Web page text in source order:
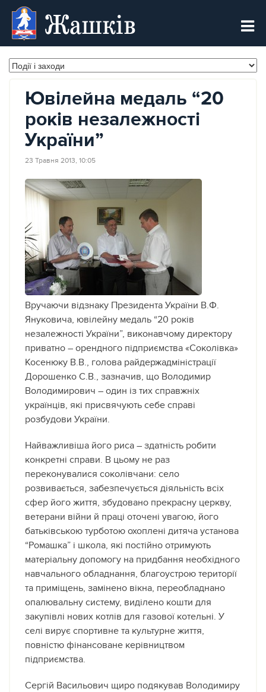
Жашків
Ювілейна медаль “20
років незалежності
України”
23 Травня 2013, 10:05
Вручаючи відзнаку Президента України В.Ф.
Януковича, ювілейну медаль “20 років
незалежності України”, виконавчому директору
приватно – орендного підприємства «Соколівка»
Косенюку В.В., голова райдержадміністрації
Дорошенко С.В., зазначив, що Володимир
Володимирович – один із тих справжніх
українців, які присвячують себе справі
розбудови України.
Найважливіша його риса – здатність робити
конкретні справи. В цьому не раз
переконувалися соколівчани: село
розвивається, забезпечується діяльність всіх
сфер його життя, збудовано прекрасну церкву,
ветерани війни й праці оточені увагою, його
батьківською турботою охоплені дитяча установа
“Ромашка” і школа, які постійно отримують
матеріальну допомогу на придбання необхідного
навчального обладнання, благоустрою території
та приміщень, замінено вікна, переобладнано
опалювальну систему, виділено кошти для
закупівлі нових котлів для газової котельні. У
селі вирує спортивне та культурне життя,
повністю фінансоване керівництвом
підприємства.
Сергій Васильович щиро подякував Володимиру